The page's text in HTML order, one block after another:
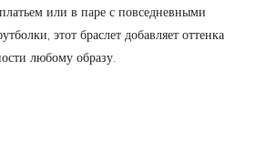
или в паре с повседневными
этот браслет добавляет оттенка
любому образу.